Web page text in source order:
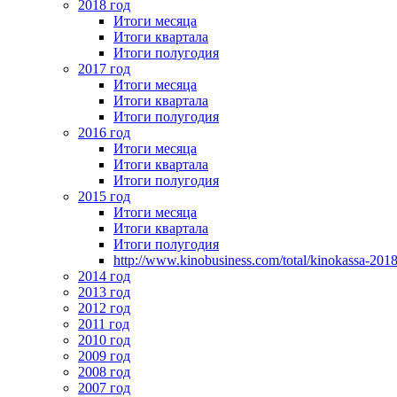
2018 год
Итоги месяца
Итоги квартала
Итоги полугодия
2017 год
Итоги месяца
Итоги квартала
Итоги полугодия
2016 год
Итоги месяца
Итоги квартала
Итоги полугодия
2015 год
Итоги месяца
Итоги квартала
Итоги полугодия
http://www.kinobusiness.com/total/kinokassa-
2014 год
2013 год
2012 год
2011 год
2010 год
2009 год
2008 год
2007 год